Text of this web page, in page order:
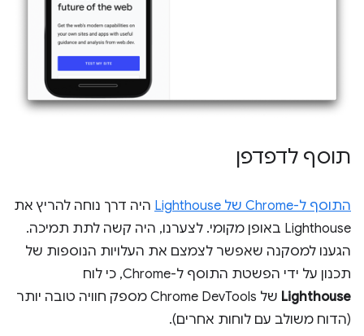
תוסף לדפדפן
התוסף ל-Chrome של Lighthouse
היה דרך נוחה להריץ את
Lighthouse באופן מקומי. לצערנו, היה קשה לתת תמיכה.
הגענו למסקנה שאפשר לצמצם את העלויות הנוספות של
תכנון על ידי הפשטת התוסף ל-Chrome, כי לוח
Lighthouse
של Chrome DevTools מספק חוויה טובה יותר
(הדוח משולב עם לוחות אחרים).